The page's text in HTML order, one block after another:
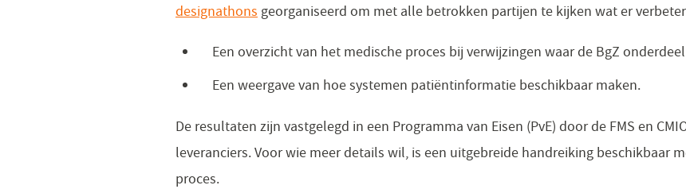
designathons georganiseerd om met alle betrokken partijen te kijken wat er
Een overzicht van het medische proces bij verwijzingen waar de BgZ
Een weergave van hoe systemen patiëntinformatie beschikbaar maken.
De resultaten zijn vastgelegd in een Programma van Eisen (PvE) door de FMS en
leveranciers. Voor wie meer details wil, is een uitgebreide handreiking beschikbaar
proces.